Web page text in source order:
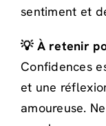
sentiment et
💡 À retenir
Confidences
et une
amoureuse.